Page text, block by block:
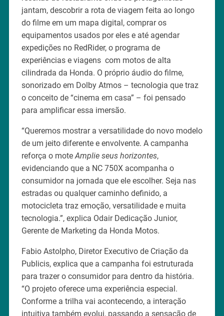
jantam, descobrir a rota de viagem feita ao longo
do filme em um mapa digital, comprar os
equipamentos usados por eles e até agendar
expedições no RedRider, o programa de
experiências e viagens com motos de alta
cilindrada da Honda. O próprio áudio do filme,
sonorizado em Dolby Atmos – tecnologia que traz
o conceito de “cinema em casa” – foi pensado
para amplificar essa imersão.
“Queremos mostrar a versatilidade do novo modelo
de um jeito diferente e envolvente. A campanha
reforça o mote Amplie seus horizontes,
evidenciando que a NC 750X acompanha o
consumidor na jornada que ele escolher. Seja nas
estradas ou qualquer caminho definido, a
motocicleta traz emoção, versatilidade e muita
tecnologia.”, explica Odair Dedicação Junior,
Gerente de Marketing da Honda Motos.
Fabio Astolpho, Diretor Executivo de Criação da
Publicis, explica que a campanha foi estruturada
para trazer o consumidor para dentro da história.
“O projeto oferece uma experiência especial.
Conforme a trilha vai acontecendo, a interação
intuitiva também evolui, passando a sensação de